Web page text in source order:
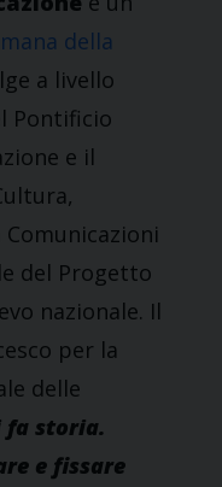
della
a livello
Pontificio
e il
del Progetto
nazionale. Il
per la
delle
fa storia.
e fissare